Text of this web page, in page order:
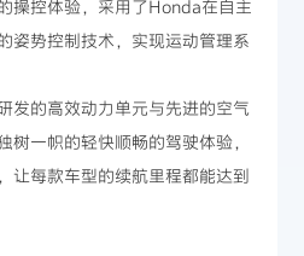
操控体验，采用了Honda在自主
姿势控制技术，实现运动管理系
发的高效动力单元与先进的空气
树一帜的轻快顺畅的驾驶体验，
让每款车型的续航里程都能达到